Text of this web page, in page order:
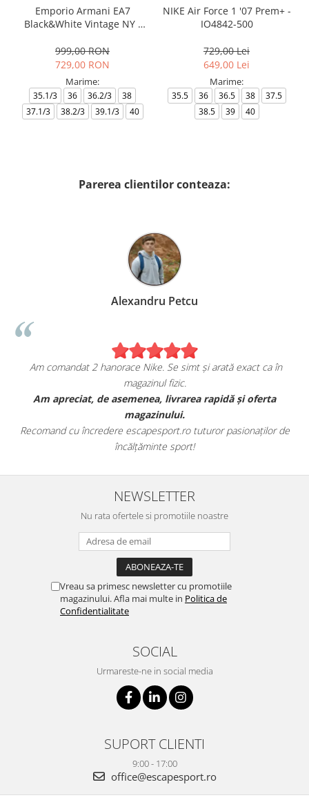
Emporio Armani EA7
Black&White Vintage NY -
999,00 RON
729,00 RON
Marime:
35.1/3 36 36.2/3
38
37.1/3
38.2/3 39.1/3 40
NIKE Air Force 1 '07 Prem+ -
IO4842-500
729,00 Lei
649,00 Lei
Marime:
35.5 36 36.5 38
37.5
38.5
39 40
Parerea clientilor conteaza:
Alexandru Petcu
Am comandat 2 hanorace Nike. Se simt și arată exact ca în
magazinul fizic.
Am apreciat, de asemenea, livrarea rapidă și oferta
magazinului.
Recomand cu încredere escapesport.ro tuturor pasionaților de
încălțăminte sport!
NEWSLETTER
Nu rata ofertele si promotiile noastre
Vreau sa primesc newsletter cu promotiile
magazinului. Afla mai multe in Politica de
Confidentialitate
SOCIAL
Urmareste-ne in social media
SUPORT CLIENTI
9:00 - 17:00
office@escapesport.ro